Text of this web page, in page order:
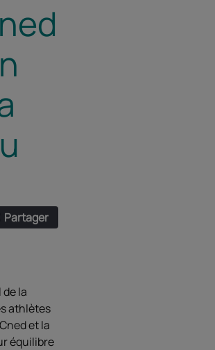
Partager
Ouvrir les liens de partage
la
athlètes
et la
équilibre